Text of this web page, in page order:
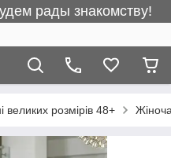
рады знакомству!
великих розмірів 48+